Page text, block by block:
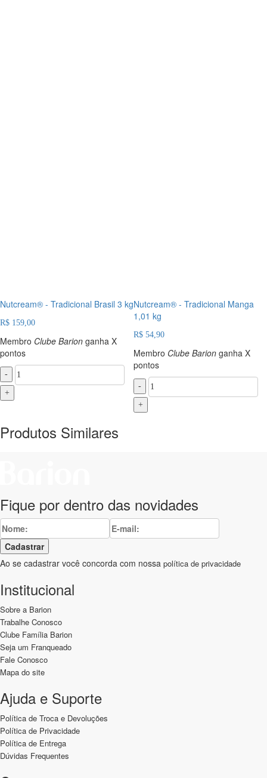
Nutcream® - Tradicional Brasil 3 kg
R$ 159,00
Membro Clube Barion ganha X
pontos
-
+
Nutcream® - Tradicional Manga
1,01 kg
R$ 54,90
Membro Clube Barion ganha X
pontos
-
+
Produtos Similares
Fique por dentro das novidades
Cadastrar
Ao se cadastrar você concorda com nossa política de privacidade
Institucional
Sobre a Barion
Trabalhe Conosco
Clube Família Barion
Seja um Franqueado
Fale Conosco
Mapa do site
Ajuda e Suporte
Política de Troca e Devoluções
Política de Privacidade
Política de Entrega
Dúvidas Frequentes